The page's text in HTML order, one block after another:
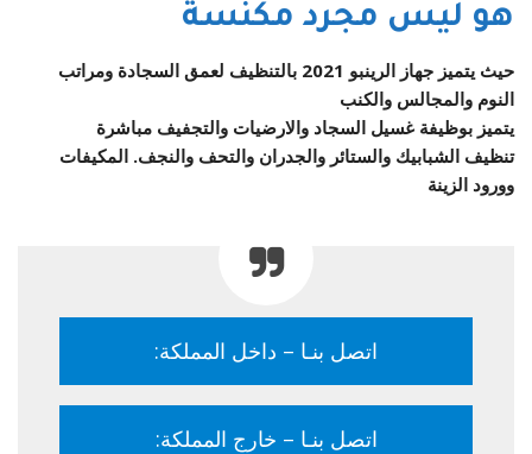
هو ليس مجرد مكنسة
حيث يتميز جهاز الرينبو 2021 بالتنظيف لعمق السجادة ومراتب
النوم والمجالس والكنب
يتميز بوظيفة غسيل السجاد والارضيات والتجفيف مباشرة
تنظيف الشبابيك والستائر والجدران والتحف والنجف. المكيفات
وورود الزينة
اتصل بنـا – داخل المملكة:
اتصل بنـا – خارج المملكة: